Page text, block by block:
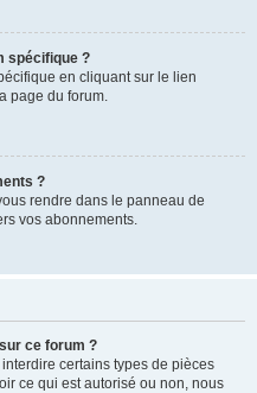
spécifique ?
en cliquant sur le lien
page du forum.
?
rendre dans le panneau de
vos abonnements.
ce forum ?
certains types de pièces
ce qui est autorisé ou non, nous